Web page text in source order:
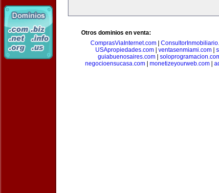
Otros dominios en venta:
ComprasViaInternet.com
USApropiedades.com| ventasenmiami.com|
guiabuenosaires.com|
negocioensucasa.com
monetizeyourweb.com